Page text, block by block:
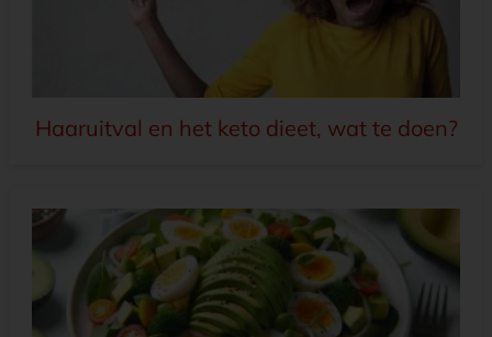
Haaruitval en het keto dieet, wat te doen?